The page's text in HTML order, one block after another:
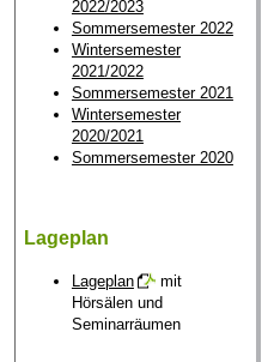
2022/2023
Sommersemester 2022
Wintersemester
2021/2022
Sommersemester 2021
Wintersemester
2020/2021
Sommersemester 2020
Lageplan
Lageplan
mit
Hörsälen und
Seminarräumen